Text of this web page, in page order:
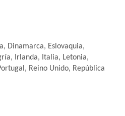
Dinamarca, Eslovaquia,
Irlanda, Italia, Letonia,
Reino Unido, República